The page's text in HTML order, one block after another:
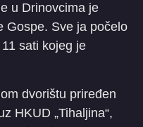
u Drinovcima je
Gospe. Sve ja počelo
sati kojeg je
dvorištu priređen
HKUD „Tihaljina“,